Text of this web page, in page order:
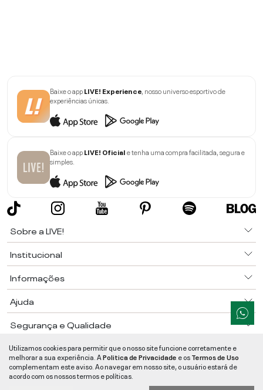
Baixe o appLIVE! Experience , nosso universo esportivo de
experiências únicas.
Baixe o appLIVE! Oficiale tenha uma compra facilitada, segura e
simples.
Sobre a LIVE!
Institucional
Informações
Ajuda
Segurança e Qualidade
DA COSTA, 1600 - BAIRRO VIEIRA - CEP 89257-207-JARAGUÁ DO SUL/SC
CNPJ:05.108.435/0001-78-MAPA DO SITE
Utilizamos cookies para permitir que o nosso site funcione corretamente e
melhorar a sua experiência. APolitica de Privacidade e osTermos de Uso
complementam este aviso. Ao navegar em nosso site, o usuário estará de
acordo com os nossos termos e políticas.